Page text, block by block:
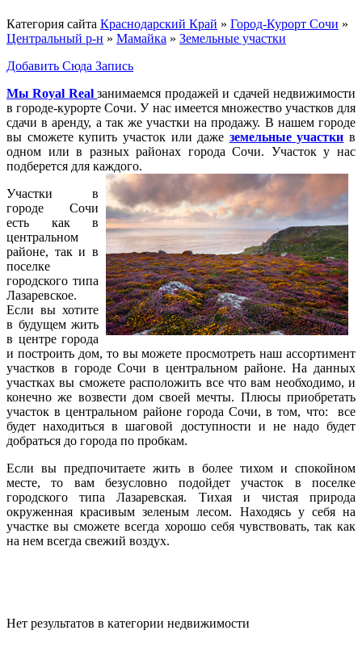
Категория сайта Краснодарский Край » Город-Курорт Сочи »
Центральный р-н » Мамайка » Земельные участки
Добавить Сюда Запись
Мы Royal Real занимаемся продажей и сдачей недвижимости
в городе-курорте Сочи. У нас имеется множество участков для
сдачи в аренду, а так же участки на продажу. В нашем городе
вы сможете купить участок или даже земельные участки в
одном или в разных районах города Сочи. Участок у нас
подберется для каждого.
Участки в
городе Сочи
есть как в
центральном
районе, так и в
поселке
городского типа
Лазаревское.
Если вы хотите
в будущем жить
в центре города
и построить дом, то вы можете просмотреть наш ассортимент
участков в городе Сочи в центральном районе. На данных
участках вы сможете расположить все что вам необходимо, и
конечно же возвести дом своей мечты. Плюсы приобретать
участок в центральном районе города Сочи, в том, что: все
будет находиться в шаговой доступности и не надо будет
добраться до города по пробкам.
Если вы предпочитаете жить в более тихом и спокойном
месте, то вам безусловно подойдет участок в поселке
городского типа Лазаревская. Тихая и чистая природа
окруженная красивым зеленым лесом. Находясь у себя на
участке вы сможете всегда хорошо себя чувствовать, так как
на нем всегда свежий воздух.
Нет результатов в категории недвижимости